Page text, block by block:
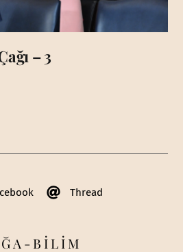
– 3
Thread
BİLİM